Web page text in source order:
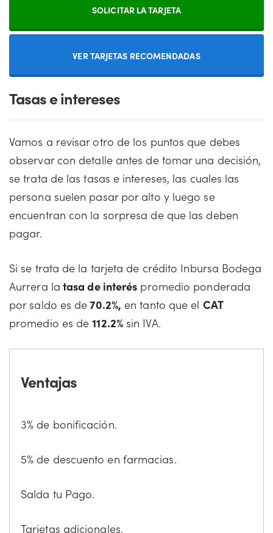
SOLICITAR LA TARJETA
VER TARJETAS RECOMENDADAS
Tasas e intereses
Vamos a revisar otro de los puntos que debes
observar con detalle antes de tomar una decisión,
se trata de las tasas e intereses, las cuales las
persona suelen pasar por alto y luego se
encuentran con la sorpresa de que las deben
pagar.
Si se trata de la tarjeta de crédito Inbursa Bodega
Aurrera la tasa de interés promedio ponderada
por saldo es de70.2%, en tanto que el CAT
promedio es de112.2%sin IVA.
Ventajas
3% de bonificación.
5% de descuento en farmacias.
Salda tu Pago.
Tarjetas adicionales.